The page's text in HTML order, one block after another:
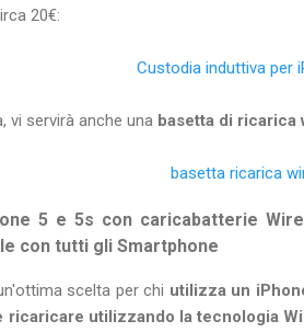
20€:
Custodia induttiva per
vi servirà anche una basetta di ricarica
basetta ricarica
5 e 5s con caricabatterie
con tutti gli Smartphone
scelta per chi utilizza un
ricaricare utilizzando la tecnologia